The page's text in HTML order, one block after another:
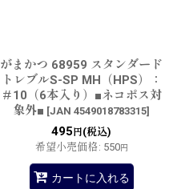
がまかつ 68959 スタンダード
トレブルS-SP MH（HPS）：
＃10（6本入り）■ネコポス対
象外■ [JAN 4549018783315]
495 円(税込)
希望小売価格: 550円
カートに入れる